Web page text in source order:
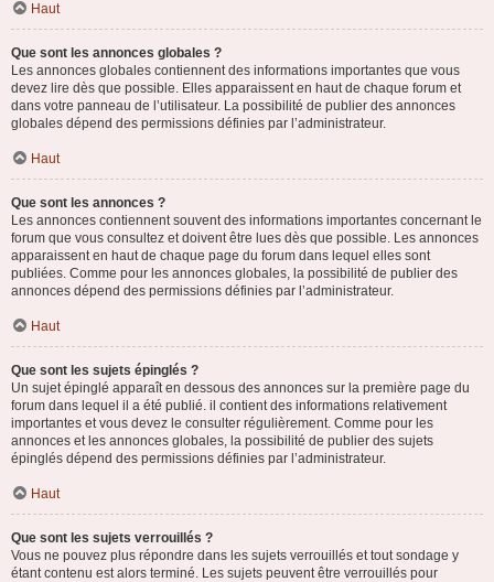
Haut
Que sont les annonces globales ?
Les annonces globales contiennent des informations importantes que vous
devez lire dès que possible. Elles apparaissent en haut de chaque forum et
dans votre panneau de l’utilisateur. La possibilité de publier des annonces
globales dépend des permissions définies par l’administrateur.
Haut
Que sont les annonces ?
Les annonces contiennent souvent des informations importantes concernant le
forum que vous consultez et doivent être lues dès que possible. Les annonces
apparaissent en haut de chaque page du forum dans lequel elles sont
publiées. Comme pour les annonces globales, la possibilité de publier des
annonces dépend des permissions définies par l’administrateur.
Haut
Que sont les sujets épinglés ?
Un sujet épinglé apparaît en dessous des annonces sur la première page du
forum dans lequel il a été publié. il contient des informations relativement
importantes et vous devez le consulter régulièrement. Comme pour les
annonces et les annonces globales, la possibilité de publier des sujets
épinglés dépend des permissions définies par l’administrateur.
Haut
Que sont les sujets verrouillés ?
Vous ne pouvez plus répondre dans les sujets verrouillés et tout sondage y
étant contenu est alors terminé. Les sujets peuvent être verrouillés pour